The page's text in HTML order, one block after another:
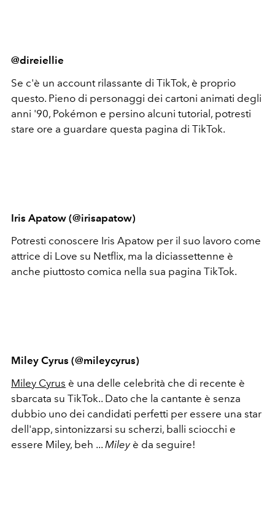
@direiellie
Se c'è un account rilassante di TikTok, è proprio
questo. Pieno di personaggi dei cartoni animati degli
anni '90, Pokémon e persino alcuni tutorial, potresti
stare ore a guardare questa pagina di TikTok.
Iris Apatow (@irisapatow)
Potresti conoscere Iris Apatow per il suo lavoro come
attrice di Love su Netflix, ma la diciassettenne è
anche piuttosto comica nella sua pagina TikTok.
Miley Cyrus (@mileycyrus)
Miley Cyrus è una delle celebrità che di recente è
sbarcata su TikTok.. Dato che la cantante è senza
dubbio uno dei candidati perfetti per essere una star
dell'app, sintonizzarsi su scherzi, balli sciocchi e
essere Miley, beh ... Mileyè da seguire!